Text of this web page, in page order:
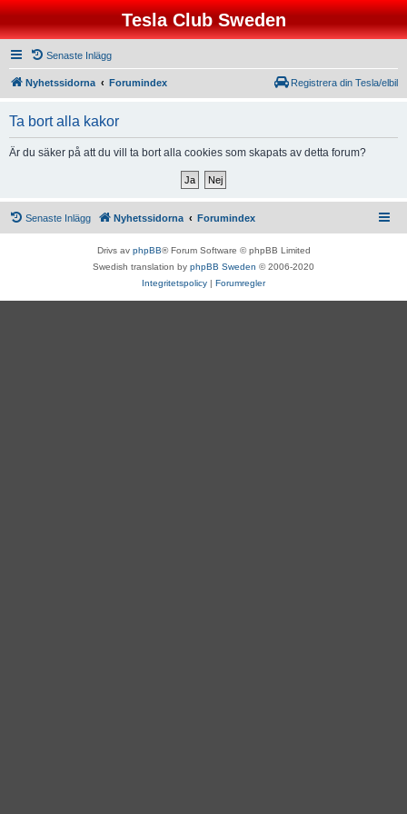
Tesla Club Sweden
Senaste Inlägg
Nyhetssidorna Forumindex Registrera din Tesla/elbil
Ta bort alla kakor
Är du säker på att du vill ta bort alla cookies som skapats av detta forum?
Senaste Inlägg Nyhetssidorna Forumindex
Drivs av phpBB® Forum Software © phpBB Limited
Swedish translation by phpBB Sweden © 2006-2020
Integritetspolicy | Forumregler